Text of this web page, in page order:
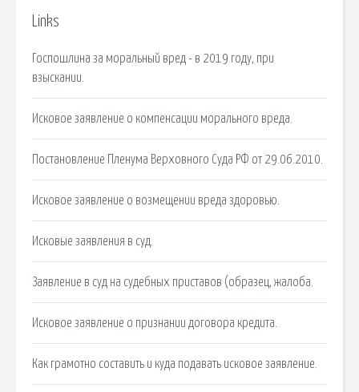
Links
Госпошлина за моральный вред - в 2019 году, при
взыскании.
Исковое заявление о компенсации морального вреда.
Постановление Пленума Верховного Суда РФ от 29.06.2010.
Исковое заявление о возмещении вреда здоровью.
Исковые заявления в суд.
Заявление в суд на судебных приставов (образец, жалоба.
Исковое заявление о признании договора кредита.
Как грамотно составить и куда подавать исковое заявление.